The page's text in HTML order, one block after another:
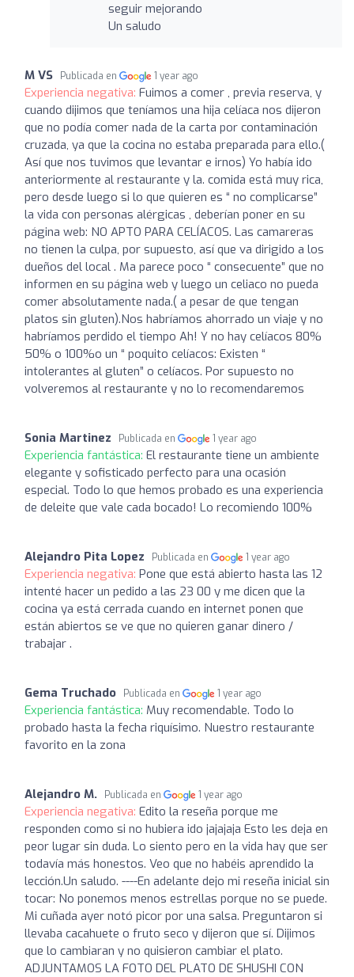
seguir mejorando
Un saludo
M VS Publicada en 1 year ago
Experiencia negativa: Fuimos a comer , previa reserva, y
cuando dijimos que teníamos una hija celíaca nos dijeron
que no podía comer nada de la carta por contaminación
cruzada, ya que la cocina no estaba preparada para ello.(
Así que nos tuvimos que levantar e irnos) Yo había ido
anteriormente al restaurante y la. comida está muy rica,
pero desde luego si lo que quieren es “ no complicarse”
la vida con personas alérgicas , deberían poner en su
página web: NO APTO PARA CELÍACOS. Las camareras
no tienen la culpa, por supuesto, así que va dirigido a los
dueños del local . Ma parece poco “ consecuente” que no
informen en su página web y luego un celiaco no pueda
comer absolutamente nada.( a pesar de que tengan
platos sin gluten).Nos habríamos ahorrado un viaje y no
habríamos perdido el tiempo Ah! Y no hay celíacos 80%
50% o 100%o un “ poquito celíacos: Existen “
intolerantes al gluten” o celíacos. Por supuesto no
volveremos al restaurante y no lo recomendaremos
Sonia Martinez Publicada en 1 year ago
Experiencia fantástica: El restaurante tiene un ambiente
elegante y sofisticado perfecto para una ocasión
especial. Todo lo que hemos probado es una experiencia
de deleite que vale cada bocado! Lo recomiendo 100%
Alejandro Pita Lopez Publicada en 1 year ago
Experiencia negativa: Pone que está abierto hasta las 12
intenté hacer un pedido a las 23 00 y me dicen que la
cocina ya está cerrada cuando en internet ponen que
están abiertos se ve que no quieren ganar dinero /
trabajar .
Gema Truchado Publicada en 1 year ago
Experiencia fantástica: Muy recomendable. Todo lo
probado hasta la fecha riquísimo. Nuestro restaurante
favorito en la zona
Alejandro M. Publicada en 1 year ago
Experiencia negativa: Edito la reseña porque me
responden como si no hubiera ido jajajaja Esto les deja en
peor lugar sin duda. Lo siento pero en la vida hay que ser
todavía más honestos. Veo que no habéis aprendido la
lección.Un saludo. ----En adelante dejo mi reseña inicial sin
tocar: No ponemos menos estrellas porque no se puede.
Mi cuñada ayer notó picor por una salsa. Preguntaron si
llevaba cacahuete o fruto seco y dijeron que sí. Dijimos
que lo cambiaran y no quisieron cambiar el plato.
ADJUNTAMOS LA FOTO DEL PLATO DE SHUSHI CON